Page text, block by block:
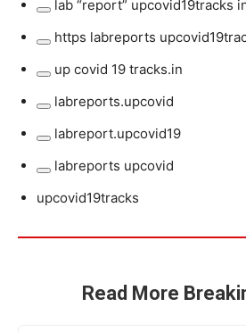
upcovid19tracks
in
term:
http
term:
lab
upcovid19tracks
in
lab “report” upcovid19tracks
term:
https
upcovid19tracks
in
https labreports
term:
up
19
tracks.in
up covid 19 tracks.in
term:
labreports.upcovid
labreports.upcovid
term:
labreport.upcovid19
labreport.upcovid19
term:
labreports upcovid
upcovid19tracks
Read More